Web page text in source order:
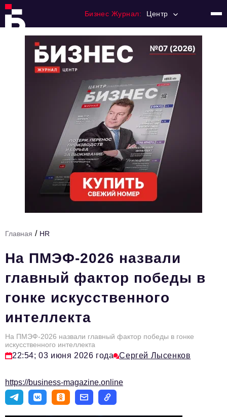
Бизнес Журнал: Центр
Регулирование
Премия "Тульский Бизнес"
История тульского предпринимательства
Тема номера
HR
Персона номера
Инфраструктура развития
Технологии и тренды
Туризм
Мероприятия
Главная / HR
На ПМЭФ-2026 назвали
главный фактор победы в
гонке искусственного
интеллекта
На ПМЭФ-2026 назвали главный фактор победы в гонке
искусственного интеллекта
22:54; 03 июня 2026 года Сергей Лысенков
https://business-magazine.online